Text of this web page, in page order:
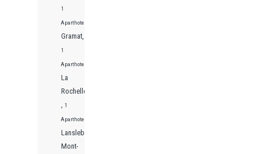
1
Aparthotels
Gramat,
1
Aparthotels
La
Rochelle
1
Aparthotels
Lanslebourg-
Mont-